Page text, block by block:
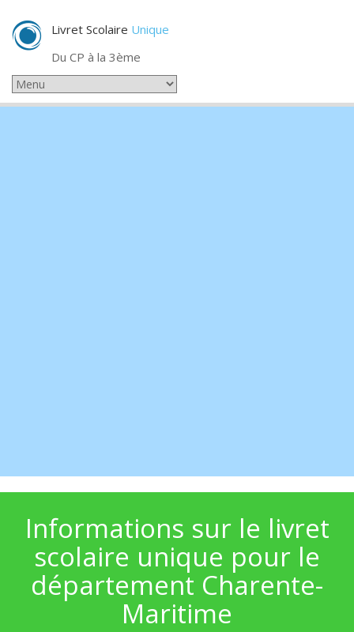
Livret Scolaire Unique
Du CP à la 3ème
Informations sur le livret
scolaire unique pour le
département Charente-
Maritime